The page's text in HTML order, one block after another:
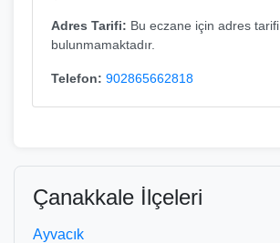
Adres Tarifi: Bu eczane için adres tarifi
bulunmamaktadır.
Telefon: 902865662818
Çanakkale İlçeleri
Ayvacık